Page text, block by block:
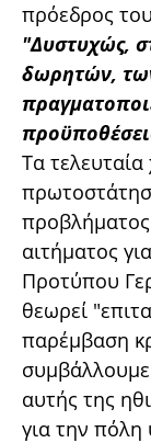
πρόεδρος
"Δυστυχώς,
δωρητών,
Τα
αιτήματος
Προτύπου
θεωρεί
παρέμβαση
αυτής της
για την